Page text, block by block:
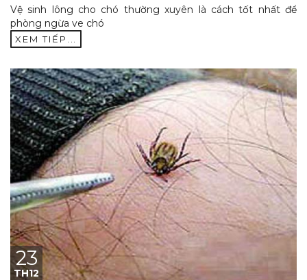
Vệ sinh lông cho chó thường xuyên là cách tốt nhất để
phòng ngừa ve chó
XEM TIẾP...
23
TH12